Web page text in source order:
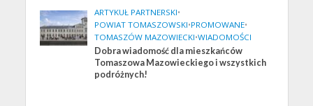
ARTYKUŁ PARTNERSKI•
POWIAT TOMASZOWSKI•PROMOWANE•
TOMASZÓW MAZOWIECKI•WIADOMOŚCI
Dobra wiadomość dla mieszkańców
Tomaszowa Mazowieckiego i wszystkich
podróżnych!